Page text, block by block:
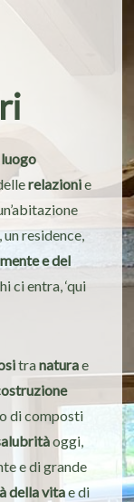
luogo
relazionie
un residence,
e del
ci entra, ‘qui
tranaturae
di composti
oggi,
e di grande
della vitae di